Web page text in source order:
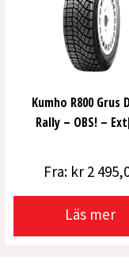
Kumho R800 Grus
Rally – OBS! –
Fra: kr2
Läs mer